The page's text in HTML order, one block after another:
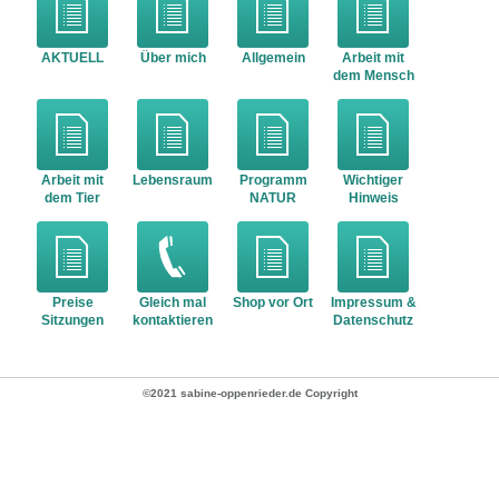
AKTUELL Über mich Allgemein
Arbeit mit
dem Mensch
Arbeit mit
dem Tier
Lebensraum
Programm
NATUR
Wichtiger
Hinweis
Preise
Sitzungen
Gleich mal
kontaktieren
Shop vor Ort
Impressum &
Datenschutz
©2021 sabine-oppenrieder.de Copyright